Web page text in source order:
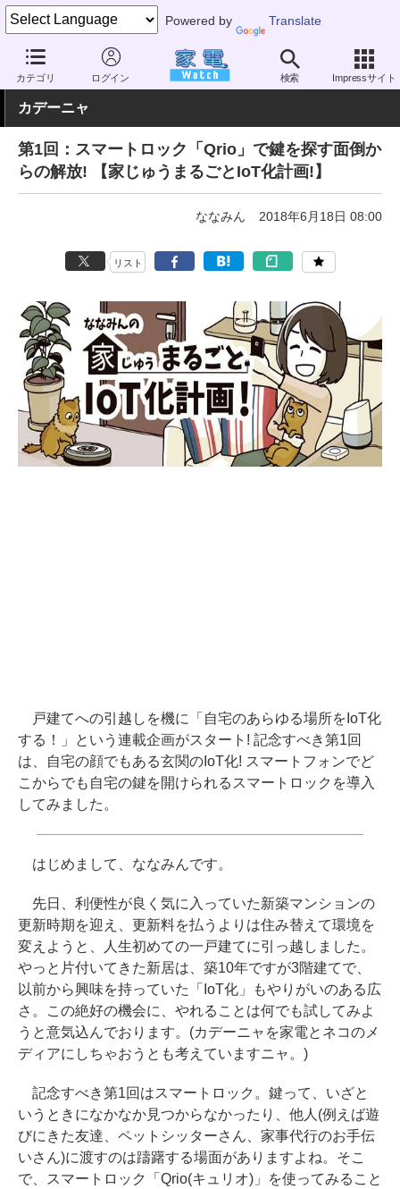
Powered by Translate
カテゴリ ログイン 検索 Impressサイト
家電 Watch エネルギー IoT スマートハウス
カデーニャ
第1回：スマートロック「Qrio」で鍵を探す面倒か
らの解放! 【家じゅうまるごとIoT化計画!】
ななみん 2018年6月18日 08:00
リスト
戸建てへの引越しを機に「自宅のあらゆる場所をIoT化
する！」という連載企画がスタート! 記念すべき第1回
は、自宅の顔でもある玄関のIoT化! スマートフォンでど
こからでも自宅の鍵を開けられるスマートロックを導入
してみました。
はじめまして、ななみんです。
先日、利便性が良く気に入っていた新築マンションの
更新時期を迎え、更新料を払うよりは住み替えて環境を
変えようと、人生初めての一戸建てに引っ越しました。
やっと片付いてきた新居は、築10年ですが3階建てで、
以前から興味を持っていた「IoT化」もやりがいのある広
さ。この絶好の機会に、やれることは何でも試してみよ
うと意気込んでおります。(カデーニャを家電とネコのメ
ディアにしちゃおうとも考えていますニャ。)
記念すべき第1回はスマートロック。鍵って、いざと
いうときになかなか見つからなかったり、他人(例えば遊
びにきた友達、ペットシッターさん、家事代行のお手伝
いさん)に渡すのは躊躇する場面がありますよね。そこ
で、スマートロック「Qrio(キュリオ)」を使ってみること